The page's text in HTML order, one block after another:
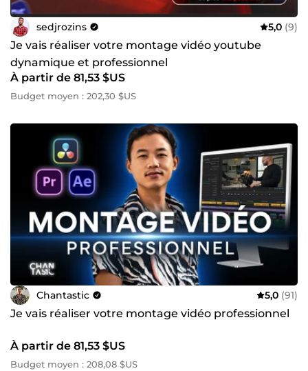
sedjrozins 5,0 (9)
Je vais réaliser votre montage vidéo youtube
dynamique et professionnel
À partir de 81,53 $US
Budget moyen : 202,30 $US
Chantastic 5,0 (91)
Je vais réaliser votre montage vidéo professionnel
À partir de 81,53 $US
Budget moyen : 208,08 $US